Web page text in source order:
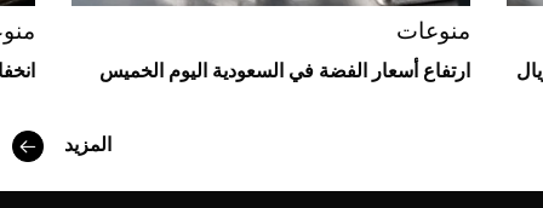
أفضل تدريج للشعر الطويل لإطلالة جريئة وعصرية
منوعات
ارتفاع أسعار الفضة في السعودية اليوم الخميس
المزيد